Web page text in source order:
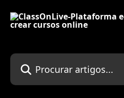
Procurar artigos...